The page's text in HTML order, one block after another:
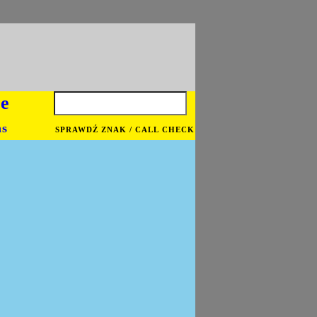
SPRAWDŹ ZNAK / CALL CHECK